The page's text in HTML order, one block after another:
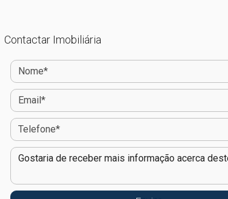
Contactar Imobiliária